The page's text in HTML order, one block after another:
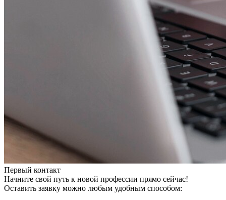
Первый контакт
Начните свой путь к новой профессии прямо сейчас!
Оставить заявку можно любым удобным способом: